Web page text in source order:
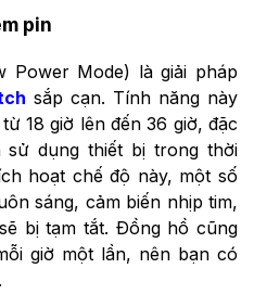
pin
Power Mode) là giải pháp
sắp cạn. Tính năng này
18 giờ lên đến 36 giờ, đặc
dụng thiết bị trong thời
hoạt chế độ này, một số
sáng, cảm biến nhịp tim,
bị tạm tắt. Đồng hồ cũng
giờ một lần, nên bạn có